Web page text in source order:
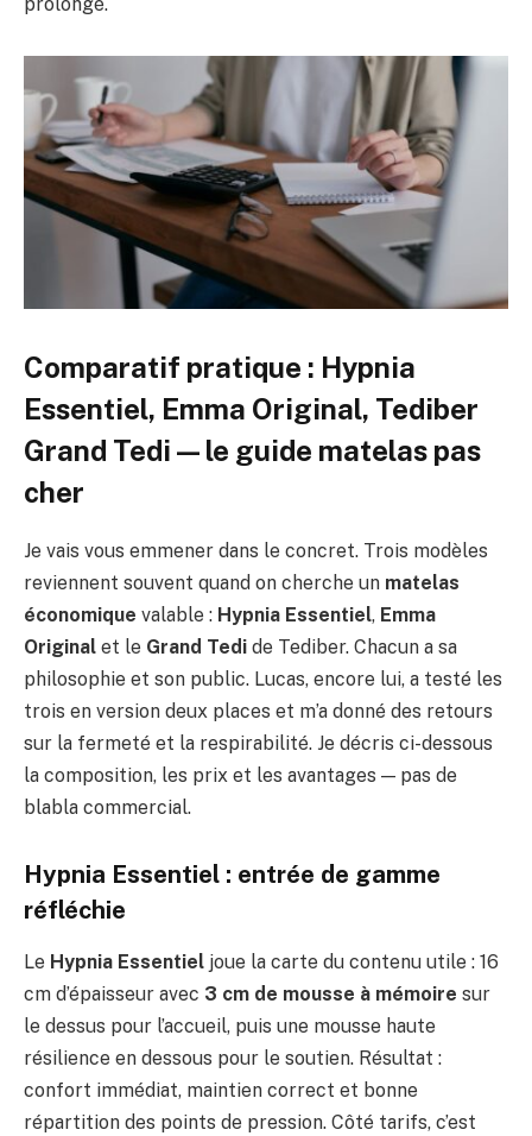
prolongé.
Comparatif pratique : Hypnia
Essentiel, Emma Original, Tediber
Grand Tedi — le guide matelas pas
cher
Je vais vous emmener dans le concret. Trois modèles
reviennent souvent quand on cherche un matelas
économique valable : Hypnia Essentiel, Emma
Original et le Grand Tedi de Tediber. Chacun a sa
philosophie et son public. Lucas, encore lui, a testé les
trois en version deux places et m’a donné des retours
sur la fermeté et la respirabilité. Je décris ci-dessous
la composition, les prix et les avantages — pas de
blabla commercial.
Hypnia Essentiel : entrée de gamme
réfléchie
Le Hypnia Essentiel joue la carte du contenu utile : 16
cm d’épaisseur avec 3 cm de mousse à mémoire sur
le dessus pour l’accueil, puis une mousse haute
résilience en dessous pour le soutien. Résultat :
confort immédiat, maintien correct et bonne
répartition des points de pression. Côté tarifs, c’est